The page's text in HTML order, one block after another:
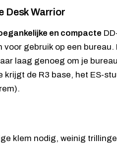
Desk Warrior
en compacte
voor gebruik op een
laag genoeg om je
de R3 base, het ES-
klem nodig, weinig